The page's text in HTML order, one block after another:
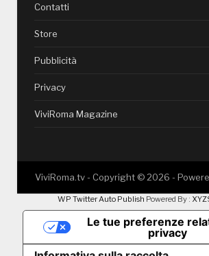
Contatti
Store
Pubblicità
Privacy
ViviRoma Magazine
ViviRoma.tv - Copyright © 2026 -
WP Twitter Auto Publish Powered By :
Le tue preferenze
privacy